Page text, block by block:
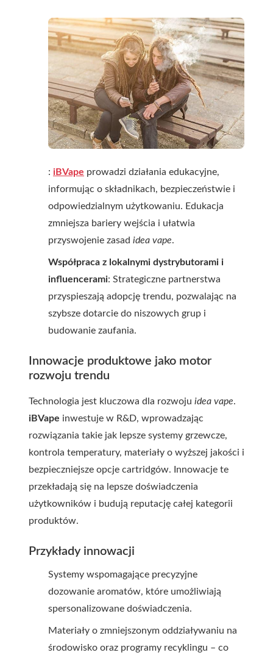
: iBVape prowadzi działania edukacyjne,
informując o składnikach, bezpieczeństwie i
odpowiedzialnym użytkowaniu. Edukacja
zmniejsza bariery wejścia i ułatwia
przyswojenie zasad idea vape.
Współpraca z lokalnymi dystrybutorami i
influencerami: Strategiczne partnerstwa
przyspieszają adopcję trendu, pozwalając na
szybsze dotarcie do niszowych grup i
budowanie zaufania.
Innowacje produktowe jako motor
rozwoju trendu
Technologia jest kluczowa dla rozwoju idea vape.
iBVape inwestuje w R&D, wprowadzając
rozwiązania takie jak lepsze systemy grzewcze,
kontrola temperatury, materiały o wyższej jakości i
bezpieczniejsze opcje cartridgów. Innowacje te
przekładają się na lepsze doświadczenia
użytkowników i budują reputację całej kategorii
produktów.
Przykłady innowacji
Systemy wspomagające precyzyjne
dozowanie aromatów, które umożliwiają
spersonalizowane doświadczenia.
Materiały o zmniejszonym oddziaływaniu na
środowisko oraz programy recyklingu – co